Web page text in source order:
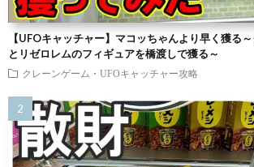
【UFOキャッチャー】マコッちゃんより早く獲る
とリゼロレムのフィギュアを橋渡しで獲る～
クレーンゲーム・UFOキャッチャー攻略